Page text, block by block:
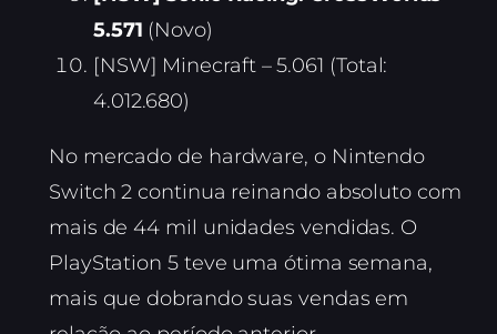
5.571 (Novo)
[NSW] Minecraft – 5.061 (Total:
4.012.680)
No mercado de hardware, o Nintendo
Switch 2 continua reinando absoluto com
mais de 44 mil unidades vendidas. O
PlayStation 5 teve uma ótima semana,
mais que dobrando suas vendas em